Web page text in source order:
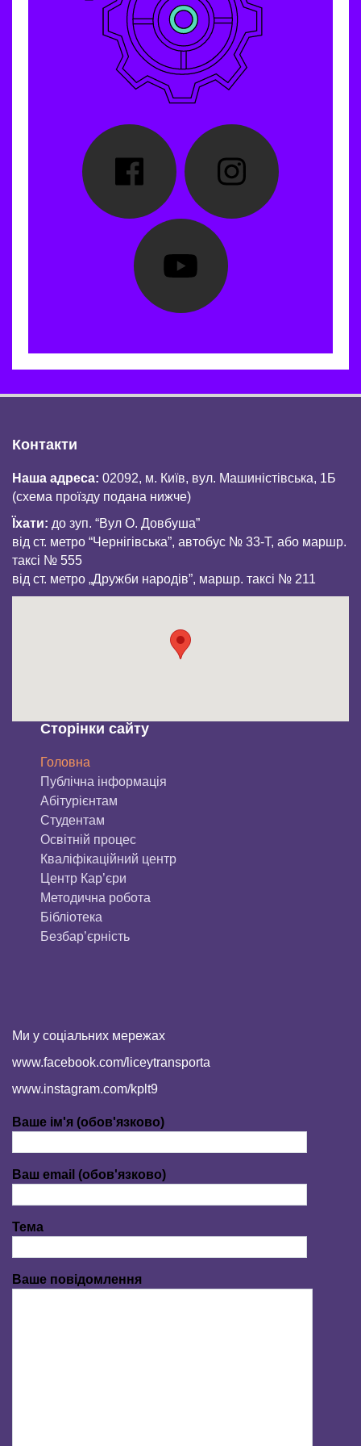
Контакти
Наша адреса: 02092, м. Київ, вул. Машиністівська, 1Б
(схема проїзду подана нижче)
Їхати: до зуп. “Вул О. Довбуша”
від ст. метро “Чернігівська”, автобус № 33-Т, або маршр.
таксі № 555
від ст. метро „Дружби народів”, маршр. таксі № 211
Сторінки сайту
Головна
Публічна інформація
Aбітурієнтaм
Студентам
Освітній процес
Кваліфікаційний центр
Центр Кар’єри
Методична робота
Бібліотека
Безбар’єрність
Ми у соціальних мережах
www.facebook.com/liceytransporta
www.instagram.com/kplt9
Ваше ім'я (обов'язково)
Ваш email (обов'язково)
Тема
Ваше повідомлення